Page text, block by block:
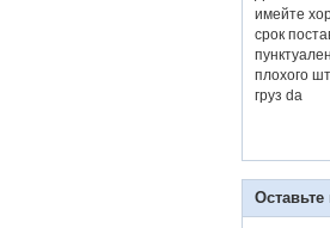
имейте
срок
плохого
груз da